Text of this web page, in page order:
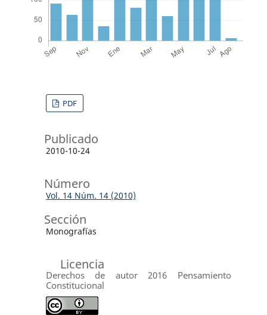
PDF
Publicado
2010-10-24
Número
Vol. 14 Núm. 14 (2010)
Sección
Monografías
Licencia
Derechos de autor 2016 Pensamiento
Constitucional